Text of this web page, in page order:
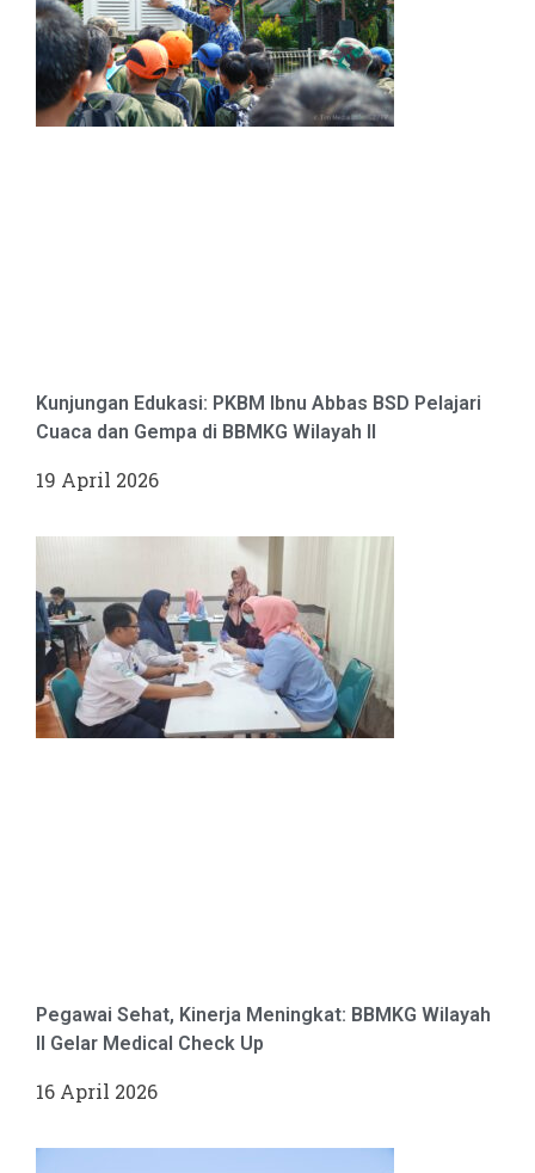
Kunjungan Edukasi: PKBM Ibnu Abbas BSD Pelajari
Cuaca dan Gempa di BBMKG Wilayah II
19 April 2026
Pegawai Sehat, Kinerja Meningkat: BBMKG Wilayah
II Gelar Medical Check Up
16 April 2026